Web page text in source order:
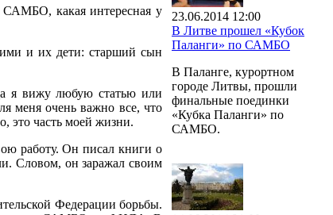
какая интересная у
и их дети: старший сын
я вижу любую статью или
меня очень важно все, что
это часть моей жизни.
работу. Он писал книги о
Словом, он заражал своим
Федерации борьбы.
23.06.2014 12:00
В Литве прошел «Кубок
Паланги» по САМБО
В Паланге, курортном
городе Литвы, прошли
финальные поединки
«Кубка Паланги» по
САМБО.